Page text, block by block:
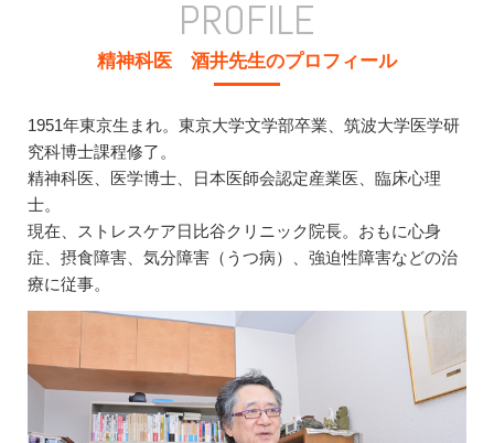
PROFILE
精神科医 酒井先生のプロフィール
1951年東京生まれ。東京大学文学部卒業、筑波大学医学研
究科博士課程修了。
精神科医、医学博士、日本医師会認定産業医、臨床心理
士。
現在、ストレスケア日比谷クリニック院長。おもに心身
症、摂食障害、気分障害（うつ病）、強迫性障害などの治
療に従事。